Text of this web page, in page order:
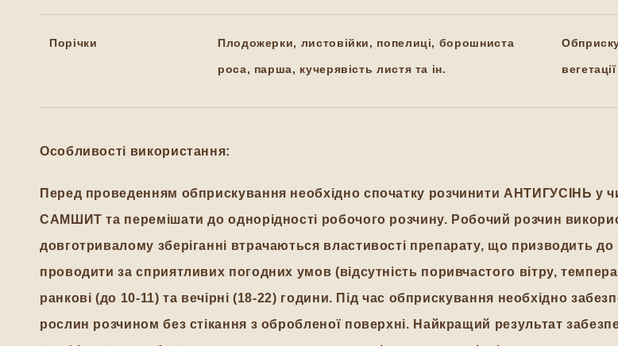
Порічки Плодожерки, листовійки, попелиці, борошниста
роса, парша, кучерявість листя та ін. вегетації
Особливості використання:
Перед проведенням обприскування необхідно спочатку розчинити АНТИГУСІНЬ у
САМШИТ та перемішати до однорідності робочого розчину. Робочий розчин
довготривалому зберіганні втрачаються властивості препарату, що призводить
проводити за сприятливих погодних умов (відсутність поривчастого вітру,
ранкові (до 10-11) та вечірні (18-22) години. Під час обприскування необхідно
рослин розчином без стікання з обробленої поверхні. Найкращий результат